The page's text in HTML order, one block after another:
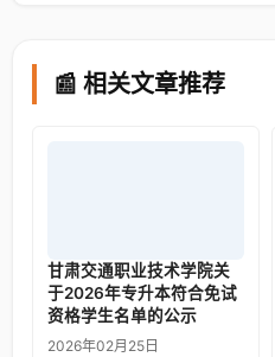
📰 相关文章推荐
甘肃交通职业技术学院关
于2026年专升本符合免试
资格学生名单的公示
2026年02月25日